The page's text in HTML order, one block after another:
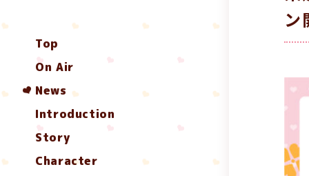
Top
On Air
News
Introduction
Story
Character
ン